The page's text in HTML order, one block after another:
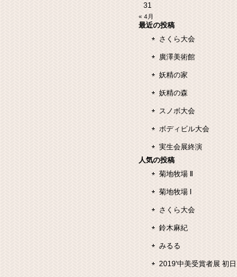
31
« 4月
最近の投稿
さくら大会
廣澤美術館
妖精の家
妖精の森
スノボ大会
ボディビル大会
実生会展終演
人気の投稿
菊地牧場 Ⅱ
菊地牧場 Ⅰ
さくら大会
鈴木麻紀
みるる
2019'中美受賞者展 初日